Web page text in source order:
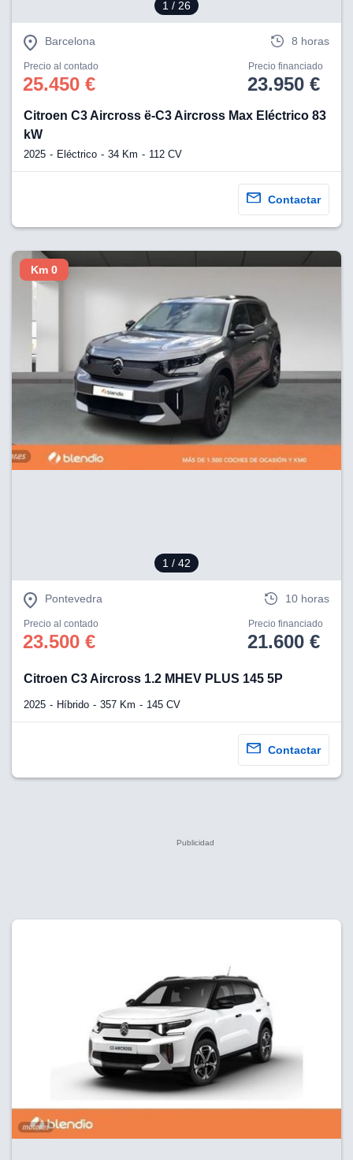
1 / 26
Barcelona 8 horas
Precio al contado
25.450 €
Precio financiado
23.950 €
Citroen C3 Aircross ë-C3 Aircross Max Eléctrico 83
kW
2025 Eléctrico 34 Km 112 CV
Contactar
1 / 42
Km 0
Pontevedra 10 horas
Precio al contado
23.500 €
Precio financiado
21.600 €
Citroen C3 Aircross 1.2 MHEV PLUS 145 5P
2025 Híbrido 357 Km 145 CV
Contactar